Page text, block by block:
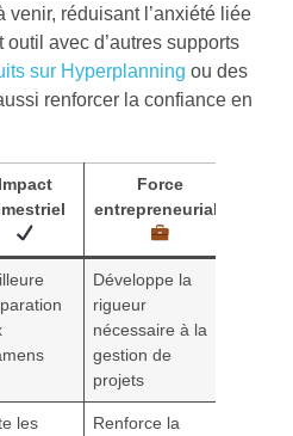
venir, réduisant l’anxiété liée
avec d’autres supports
sur Hyperplanning ou des
renforcer la confiance en
Impact
Force
entrepreneuriale
Développe la
rigueur
nécessaire à la
gestion de
projets
les
Renforce la